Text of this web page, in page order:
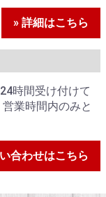
» 詳細はこちら
時間受け付けて
業時間内のみと
合わせはこちら